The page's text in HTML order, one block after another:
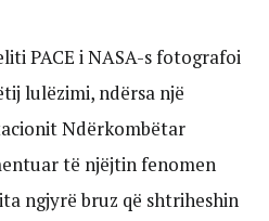
PACE i NASA-s fotografoi
lulëzimi, ndërsa një
Ndërkombëtar
të njëjtin fenomen
ngjyrë bruz që shtriheshin